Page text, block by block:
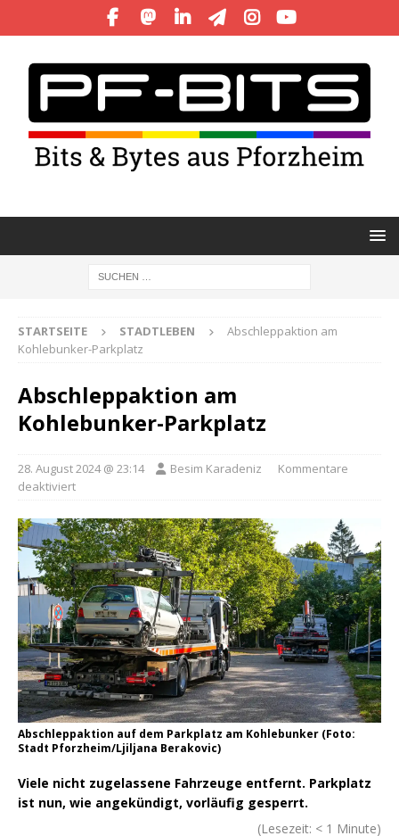
STARTSEITE STADTLEBEN
Abschleppaktion am
Kohlebunker-Parkplatz
Abschleppaktion am
Kohlebunker-Parkplatz
28. August 2024 @ 23:14 Besim Karadeniz
Kommentare
deaktiviert
Abschleppaktion auf dem Parkplatz am Kohlebunker (Foto:
Stadt Pforzheim/Ljiljana Berakovic)
Viele nicht zugelassene Fahrzeuge entfernt. Parkplatz
ist nun, wie angekündigt, vorläufig gesperrt.
(Lesezeit: < 1 Minute)